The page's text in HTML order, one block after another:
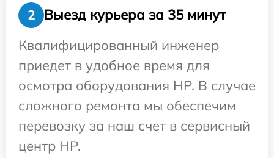
2
Выезд курьера за 35 минут
Квалифицированный инженер
приедет в удобное время для
осмотра оборудования HP. В случае
сложного ремонта мы обеспечим
перевозку за наш счет в сервисный
центр HP.